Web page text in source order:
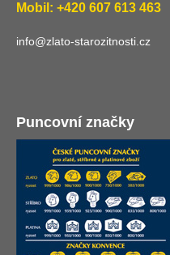
Mobil: +420 607 613 463
info@zlato-starozitnosti.cz
Puncovní značky